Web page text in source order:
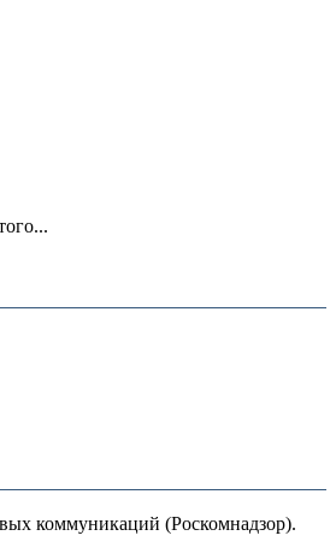
коммуникаций (Роскомнадзор).